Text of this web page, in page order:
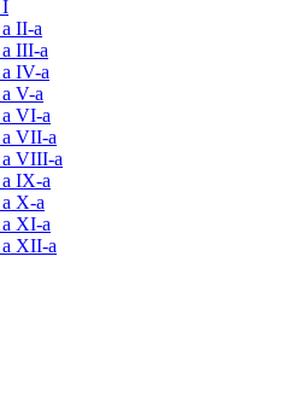
I
II-a
III-a
IV-a
V-a
VI-a
a VII-a
a VIII-a
IX-a
X-a
XI-a
a XII-a